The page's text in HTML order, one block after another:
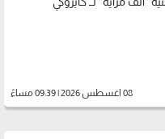
08 اغسطس 2026 | 09:39 مساءً